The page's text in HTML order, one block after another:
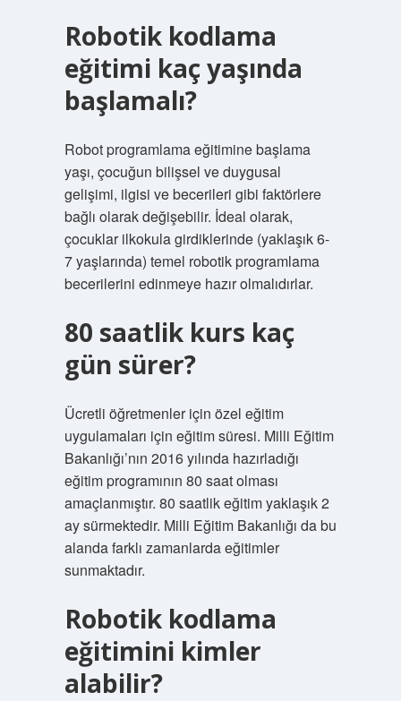
Robotik kodlama
eğitimi kaç yaşında
başlamalı?
Robot programlama eğitimine başlama
yaşı, çocuğun bilişsel ve duygusal
gelişimi, ilgisi ve becerileri gibi faktörlere
bağlı olarak değişebilir. İdeal olarak,
çocuklar ilkokula girdiklerinde (yaklaşık 6-
7 yaşlarında) temel robotik programlama
becerilerini edinmeye hazır olmalıdırlar.
80 saatlik kurs kaç
gün sürer?
Ücretli öğretmenler için özel eğitim
uygulamaları için eğitim süresi. Milli Eğitim
Bakanlığı’nın 2016 yılında hazırladığı
eğitim programının 80 saat olması
amaçlanmıştır. 80 saatlik eğitim yaklaşık 2
ay sürmektedir. Milli Eğitim Bakanlığı da bu
alanda farklı zamanlarda eğitimler
sunmaktadır.
Robotik kodlama
eğitimini kimler
alabilir?